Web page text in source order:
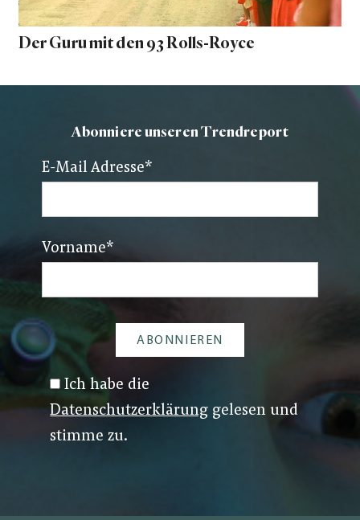
Der Guru mit den 93 Rolls-Royce
Abonniere unseren Trendreport
E-Mail Adresse*
Vorname*
Ich habe die
Datenschutzerklärung gelesen und
stimme zu.